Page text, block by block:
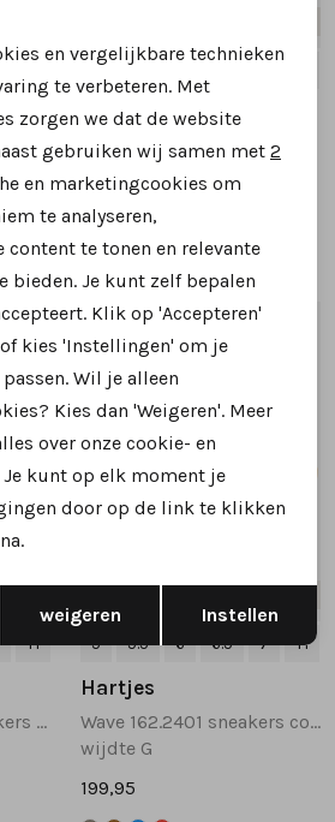
Sophie 162.2702 sneakers taupe
4 5
Hartjes
wijdte H
199,95
+1
Sophie 162.2701 sneakers donkerblauw
5 5.5 6 6.5 7 +1
Hartjes
Wave 162.2401 sneakers cognac
wijdte G
199,95
Opslaan
en vergelijkbare technieken
te verbeteren. Met
zorgen we dat de website
gebruiken wij samen met 2
en marketingcookies om
te analyseren,
content te tonen en relevante
bieden. Je kunt zelf bepalen
Klik op 'Accepteren'
kies 'Instellingen' om je
Wil je alleen
Kies dan 'Weigeren'. Meer
over onze cookie- en
kunt op elk moment je
door op de link te klikken
weigeren Instellen